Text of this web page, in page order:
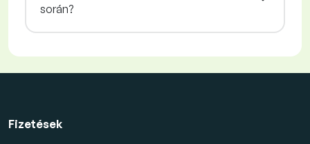
során?
Fizetések